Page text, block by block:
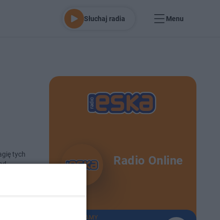
Słuchaj radia Menu
tych
Radio Online
TERAZ GRAMY